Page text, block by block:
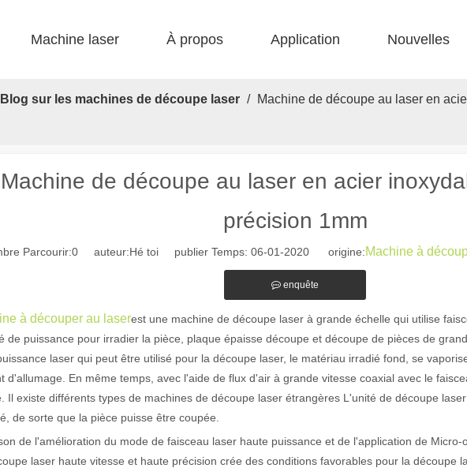
Machine laser À propos Application Nouvelles
Blog sur les machines de découpe laser / Machine de découpe au laser en
exceptionnelles des machines de marquage laser Le paysage de fabrication
Machine de découpe au laser en acier
précision 1mm
Parcourir:0 auteur:Hé toi publier Temps: 06-01-2020 origine:Machine à
enquête
à découper au laserest une machine de découpe laser à grande échelle qui utilise
de puissance pour irradier la pièce, plaque épaisse découpe et découpe de pièces de
laser qui peut être utilisé pour la découpe laser, le matériau irradié fond, se
d'allumage. En même temps, avec l'aide de flux d'air à grande vitesse coaxial avec le
Il existe différents types de machines de découpe laser étrangères L'unité de découpe
de sorte que la pièce puisse être coupée.
de l'amélioration du mode de faisceau laser haute puissance et de l'application de
laser haute vitesse et haute précision crée des conditions favorables pour la découpe